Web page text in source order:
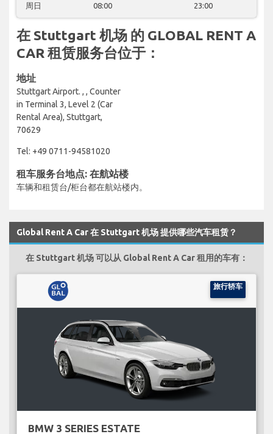
周日 08:00 23:00
在 Stuttgart 机场 的 GLOBAL RENT A
CAR 租赁服务台位于：
地址
Stuttgart Airport. , , Counter
in Terminal 3, Level 2 (Car
Rental Area), Stuttgart,
70629
Tel: +49 0711-94581020
租车服务台地点: 在航站楼
车辆和租赁台/柜台都在航站楼内。
Global Rent A Car 在 Stuttgart 机场 提供哪些汽车租赁？
在 Stuttgart 机场 可以从 Global Rent A Car 租用的车有：
旅行轿车
BMW 3 SERIES ESTATE